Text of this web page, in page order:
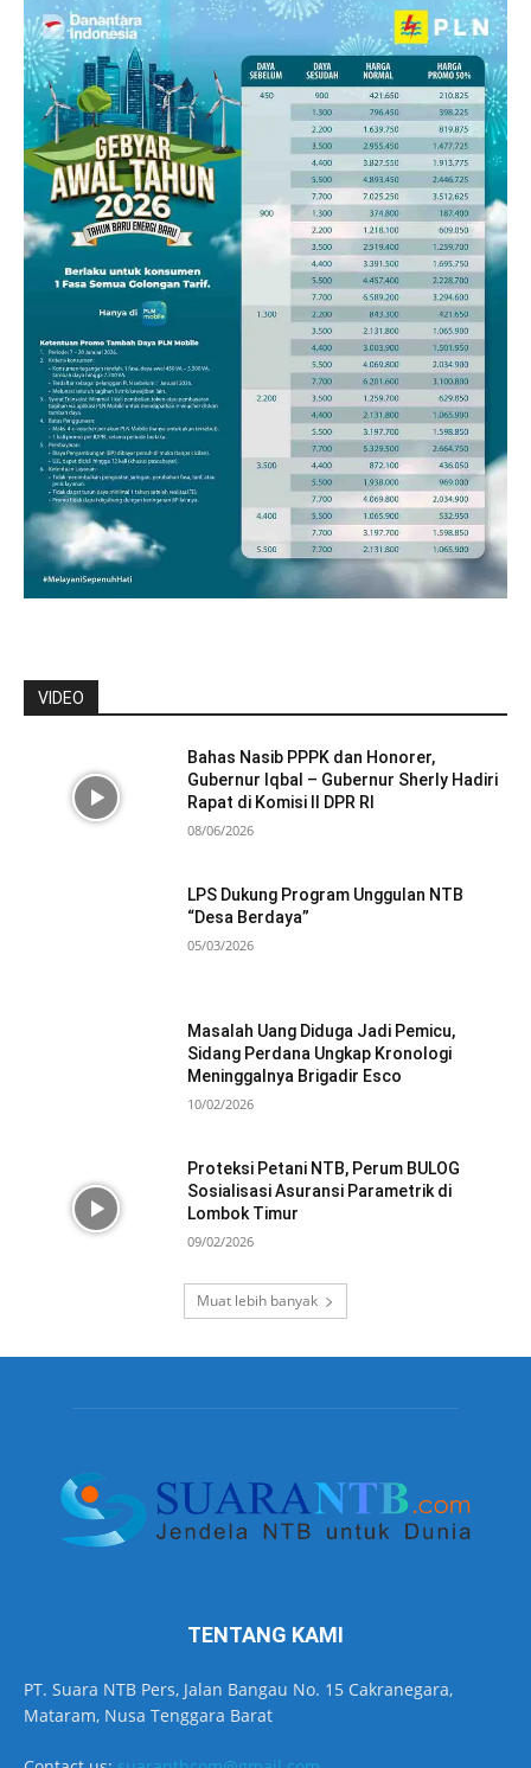
VIDEO
Bahas Nasib PPPK dan Honorer,
Gubernur Iqbal – Gubernur Sherly Hadiri
Rapat di Komisi II DPR RI
08/06/2026
LPS Dukung Program Unggulan NTB
“Desa Berdaya”
05/03/2026
Masalah Uang Diduga Jadi Pemicu,
Sidang Perdana Ungkap Kronologi
Meninggalnya Brigadir Esco
10/02/2026
Proteksi Petani NTB, Perum BULOG
Sosialisasi Asuransi Parametrik di
Lombok Timur
09/02/2026
Muat lebih banyak
TENTANG KAMI
PT. Suara NTB Pers, Jalan Bangau No. 15 Cakranegara,
Mataram, Nusa Tenggara Barat